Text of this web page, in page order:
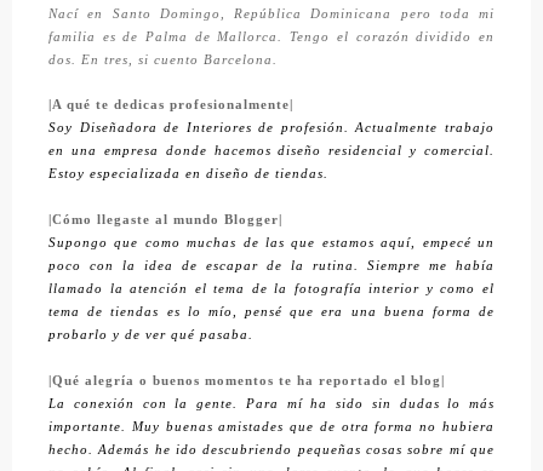
Nací en Santo Domingo, República Dominicana pero toda mi
familia es de Palma de Mallorca. Tengo el corazón dividido en
dos. En tres, si cuento Barcelona.
|A qué te dedicas profesionalmente|
Soy Diseñadora de Interiores de profesión. Actualmente trabajo
en una empresa donde hacemos diseño residencial y comercial.
Estoy especializada en diseño de tiendas.
|Cómo llegaste al mundo Blogger|
Supongo que como muchas de las que estamos aquí, empecé un
poco con la idea de escapar de la rutina. Siempre me había
llamado la atención el tema de la fotografía interior y como el
tema de tiendas es lo mío, pensé que era una buena forma de
probarlo y de ver qué pasaba.
|Qué alegría o buenos momentos te ha reportado el blog|
La conexión con la gente. Para mí ha sido sin dudas lo más
importante. Muy buenas amistades que de otra forma no hubiera
hecho. Además he ido descubriendo pequeñas cosas sobre mí que